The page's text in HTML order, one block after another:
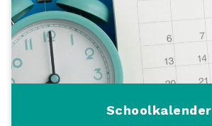
Schoolkalender